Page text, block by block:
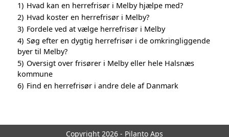
1) Hvad kan en herrefrisør i Melby hjælpe med?
2) Hvad koster en herrefrisør i Melby?
3) Fordele ved at vælge herrefrisør i Melby
4) Søg efter en dygtig herrefrisør i de omkringliggende
byer til Melby?
5) Oversigt over frisører i Melby eller hele Halsnæs
kommune
6) Find en herrefrisør i andre dele af Danmark
Copyright 2026 - Pilanto Aps